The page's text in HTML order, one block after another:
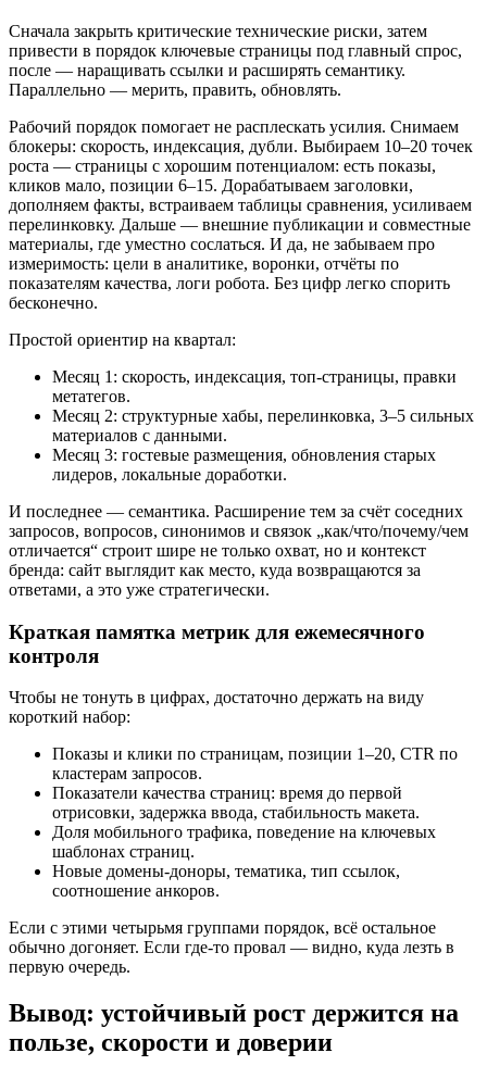
Сначала закрыть критические технические риски, затем
привести в порядок ключевые страницы под главный спрос,
после — наращивать ссылки и расширять семантику.
Параллельно — мерить, править, обновлять.
Рабочий порядок помогает не расплескать усилия. Снимаем
блокеры: скорость, индексация, дубли. Выбираем 10–20 точек
роста — страницы с хорошим потенциалом: есть показы,
кликов мало, позиции 6–15. Дорабатываем заголовки,
дополняем факты, встраиваем таблицы сравнения, усиливаем
перелинковку. Дальше — внешние публикации и совместные
материалы, где уместно сослаться. И да, не забываем про
измеримость: цели в аналитике, воронки, отчёты по
показателям качества, логи робота. Без цифр легко спорить
бесконечно.
Простой ориентир на квартал:
Месяц 1: скорость, индексация, топ‑страницы, правки
метатегов.
Месяц 2: структурные хабы, перелинковка, 3–5 сильных
материалов с данными.
Месяц 3: гостевые размещения, обновления старых
лидеров, локальные доработки.
И последнее — семантика. Расширение тем за счёт соседних
запросов, вопросов, синонимов и связок „как/что/почему/чем
отличается“ строит шире не только охват, но и контекст
бренда: сайт выглядит как место, куда возвращаются за
ответами, а это уже стратегически.
Краткая памятка метрик для ежемесячного
контроля
Чтобы не тонуть в цифрах, достаточно держать на виду
короткий набор:
Показы и клики по страницам, позиции 1–20, CTR по
кластерам запросов.
Показатели качества страниц: время до первой
отрисовки, задержка ввода, стабильность макета.
Доля мобильного трафика, поведение на ключевых
шаблонах страниц.
Новые домены‑доноры, тематика, тип ссылок,
соотношение анкоров.
Если с этими четырьмя группами порядок, всё остальное
обычно догоняет. Если где‑то провал — видно, куда лезть в
первую очередь.
Вывод: устойчивый рост держится на
пользе, скорости и доверии